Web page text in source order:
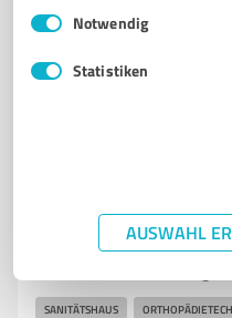
Impressum
Einwilligungsauswahl
Notwendig
Statistiken
AUSWAHL
200Bewertungen
Sanitätshaus &
Orthopädietechnik und
SANITÄTSHAUS